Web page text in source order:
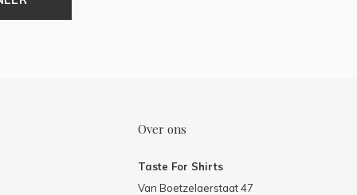
Over ons
Taste For Shirts
Van Boetzelaerstaat 47